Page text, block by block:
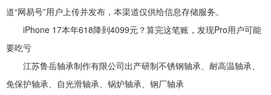
道“网易号”用户上传并发布，本渠道仅供给信息存储服务。
iPhone 17本年618降到4099元？算完这笔账，发现Pro用户可能
要吃亏
江苏鲁岳轴承制作有限公司出产研制不锈钢轴承、耐高温轴承、
免保护轴承、自光滑轴承、锅炉轴承、钢厂轴承